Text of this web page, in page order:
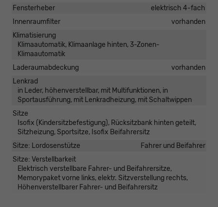
Fensterheber
elektrisch 4-fach
Innenraumfilter
vorhanden
Klimatisierung
Klimaautomatik, Klimaanlage hinten, 3-Zonen-
Klimaautomatik
Laderaumabdeckung
vorhanden
Lenkrad
in Leder, höhenverstellbar, mit Multifunktionen, in
Sportausführung, mit Lenkradheizung, mit Schaltwippen
Sitze
Isofix (Kindersitzbefestigung), Rücksitzbank hinten geteilt,
Sitzheizung, Sportsitze, Isofix Beifahrersitz
Sitze: Lordosenstütze
Fahrer und Beifahrer
Sitze: Verstellbarkeit
Elektrisch verstellbare Fahrer- und Beifahrersitze,
Memorypaket vorne links, elektr. Sitzverstellung rechts,
Höhenverstellbarer Fahrer- und Beifahrersitz